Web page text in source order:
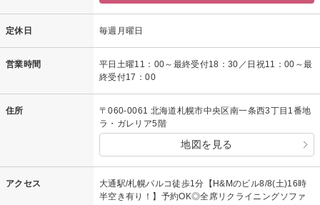
定休日 毎週月曜日
営業時間
平日土曜11：00～最終受付18：30／日祝11：00～最
終受付17：00
住所
〒060-0061 北海道札幌市中央区南一条西3丁目1番地
ラ・ガレリア5階
地図を見る
アクセス
大通駅/札幌パルコ徒歩1分【H&Mのビル8/8(土)16時
半空き有り！】予約OK◎全席リクライニングソファ